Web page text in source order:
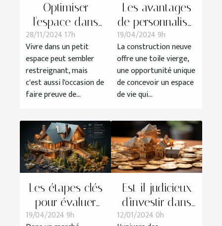
Optimiser
l'espace dans
les petits
logements :
astuces et
stratégies
28/11/2024 17h
Vivre dans un petit
espace peut sembler
restreignant, mais
c'est aussi l'occasion de
faire preuve de...
Les avantages
de personnaliser
son logement
dans un projet
de construction
neuve
19/04/2024 9h
La construction neuve
offre une toile vierge,
une opportunité unique
de concevoir un espace
de vie qui...
Les étapes clés
pour évaluer
l'impact financier
19/04/2024 9h
Est-il judicieux
d'investir dans
l'immobilier avec
12/01/2024 0h